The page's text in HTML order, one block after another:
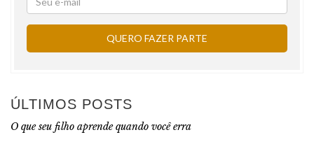
ÚLTIMOS POSTS
O que seu filho aprende quando você erra